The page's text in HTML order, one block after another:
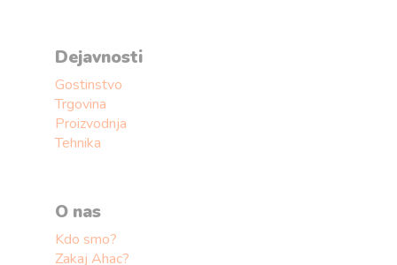
Dejavnosti
Gostinstvo
Trgovina
Proizvodnja
Tehnika
O nas
Kdo smo?
Zakaj Ahac?